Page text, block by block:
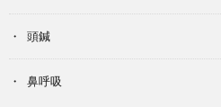
頭鍼
鼻呼吸